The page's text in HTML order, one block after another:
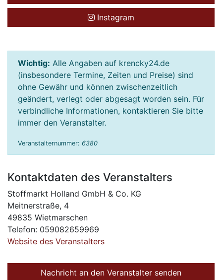
Instagram
Wichtig: Alle Angaben auf krencky24.de
(insbesondere Termine, Zeiten und Preise) sind
ohne Gewähr und können zwischenzeitlich
geändert, verlegt oder abgesagt worden sein. Für
verbindliche Informationen, kontaktieren Sie bitte
immer den Veranstalter.
Veranstalternummer: 6380
Kontaktdaten des Veranstalters
Stoffmarkt Holland GmbH & Co. KG
Meitnerstraße, 4
49835 Wietmarschen
Telefon: 059082659969
Website des Veranstalters
Nachricht an den Veranstalter senden